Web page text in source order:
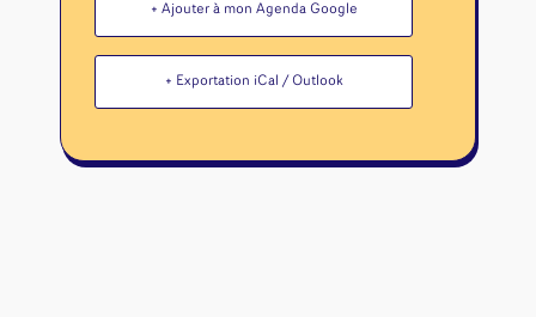
+ Ajouter à mon Agenda Google
+ Exportation iCal / Outlook